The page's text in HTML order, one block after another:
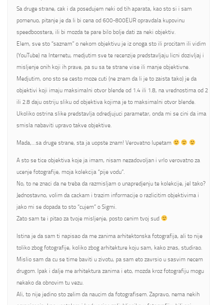
Sa druge strane, cak i da posedujem neki od tih aparata, kao sto si i sam
pomenuo, pitanje je da li bi cena od 600-800EUR opravdala kupovinu
speedboostera, ili bi mozda te pare bilo bolje dati za neki objektiv.
Elem, sve sto “saznam” o nekom objektivu je iz onoga sto ili procitam ili vidim
(YouTube) na Internetu, medjutim sve te recenzije predstavljaju licni dozivljaj i
misljenje onih koji ih prave, pa su sa te strane vise ili manje objektivne.
Medjutim, ono sto se cesto moze cuti (ne znam da li je to zaista tako) je da
objektivi koji imaju maksimalni otvor blende od 1.4 ili 1.8, na vrednostima od 2
ili 2.8 daju ostriju sliku od objektiva kojima je to maksimalni otvor blende.
Ukoliko ostrina slike predstavlja odredjujuci parametar, onda mi se cini da ima
smisla nabaviti upravo takve objektive.
Mada,…sa druge strane, sta ja uopste znam! Verovatno lupetam
A sto se tice objektiva koje ja imam, nisam nezadovoljan i vrlo verovatno za
ucenje fotografije, moja kolekcija “pije vodu”.
No, to ne znaci da ne treba da razmisljam o unapredjenju te kolekcije, jel tako?
Jednostavno, volim da cackam i trazim informacije o razlicitim objektivima i
jako mi se dopada to sto “cujem” o Sigmi.
Zato sam te i pitao za tvoje misljenje, posto cenim tvoj sud
Istina je da sam ti napisao da me zanima arhitektonska fotografija, ali to nije
toliko zbog fotografije, koliko zbog arhitekture koju sam, kako znas, studirao.
Mislio sam da cu se time baviti u zivotu, pa sam eto zavrsio u sasvim necem
drugom. Ipak i dalje me arhitektura zanima i eto, mozda kroz fotografiju mogu
nekako da obnovim tu vezu.
Ali, to nije jedino sto zelim da naucim da fotografisem. Zapravo, nema nekih